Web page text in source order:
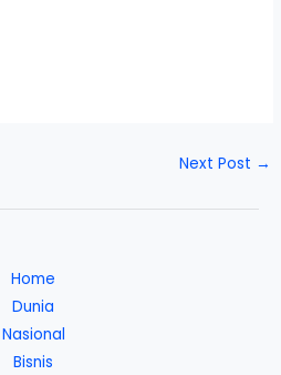
Next Post →
Home
Dunia
Nasional
Bisnis